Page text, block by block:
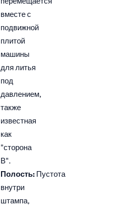
вместе с
подвижной
плитой
машины
для литья
под
давлением,
также
известная
как
"сторона
В".
Полость: Пустота
внутри
штампа,